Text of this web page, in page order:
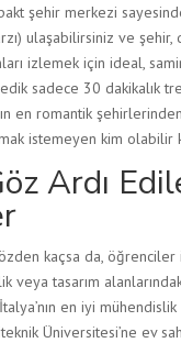
şehir merkezi
ulaşabilirsiniz ve şehir,
izlemek için ideal,
sadece 30 dakikalık
en romantik
istemeyen kim olabilir
Ardı
kaçsa da, öğrenciler
veya tasarım
en iyi mühendislik
Üniversitesi’ne ev